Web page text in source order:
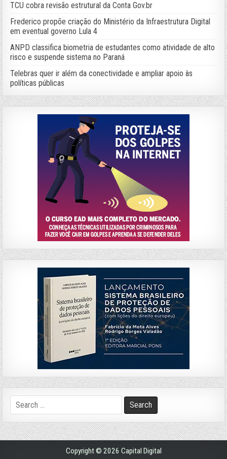
TCU cobra revisão estrutural da Conta Gov.br
Frederico propõe criação do Ministério da Infraestrutura Digital
em eventual governo Lula 4
ANPD classifica biometria de estudantes como atividade de alto
risco e suspende sistema no Paraná
Telebras quer ir além da conectividade e ampliar apoio às
políticas públicas
Search
for:
Copyright © 2026 Capital Digital